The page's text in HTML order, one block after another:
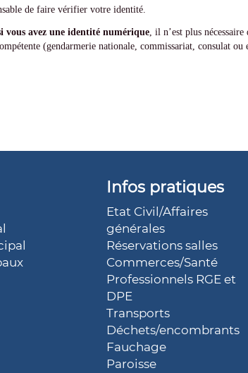
de faire vérifier votre identité.
vous avez une identité numérique, il n’est plus
(gendarmerie nationale, commissariat, consulat ou
Infos pratiques
Etat Civil/Affaires
générales
Réservations salles
Commerces/Santé
Professionnels RGE et
DPE
Transports
Déchets/encombrants
Fauchage
Paroisse